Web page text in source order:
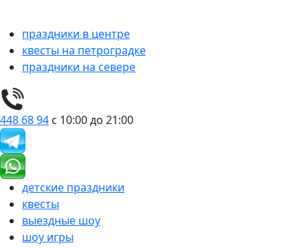
праздники в центре
квесты на петроградке
праздники на севере
448 68 94 с 10:00 до 21:00
детские праздники
квесты
выездные шоу
шоу игры